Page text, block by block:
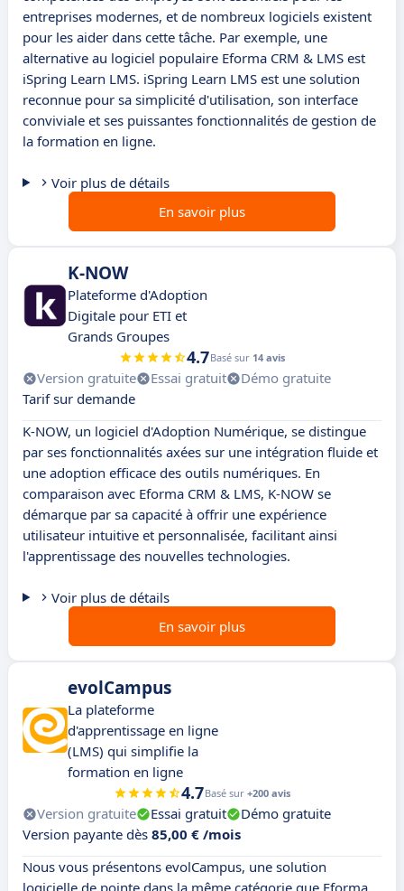
entreprises modernes, et de nombreux logiciels existent
pour les aider dans cette tâche. Par exemple, une
alternative au logiciel populaire Eforma CRM & LMS est
iSpring Learn LMS. iSpring Learn LMS est une solution
reconnue pour sa simplicité d'utilisation, son interface
conviviale et ses puissantes fonctionnalités de gestion de
la formation en ligne.
Voir plus de détails
En savoir plus
K-NOW
Plateforme d'Adoption
Digitale pour ETI et
Grands Groupes
4.7Basé sur 14 avis
Version gratuite Essai gratuit
Démo gratuite
Tarif sur demande
K-NOW, un logiciel d'Adoption Numérique, se distingue
par ses fonctionnalités axées sur une intégration fluide et
une adoption efficace des outils numériques. En
comparaison avec Eforma CRM & LMS, K-NOW se
démarque par sa capacité à offrir une expérience
utilisateur intuitive et personnalisée, facilitant ainsi
l'apprentissage des nouvelles technologies.
Voir plus de détails
En savoir plus
evolCampus
La plateforme
d'apprentissage en ligne
(LMS) qui simplifie la
formation en ligne
4.7Basé sur +200 avis
Version gratuite Essai gratuit
Démo gratuite
Version payante dès 85,00 € /mois
Nous vous présentons evolCampus, une solution